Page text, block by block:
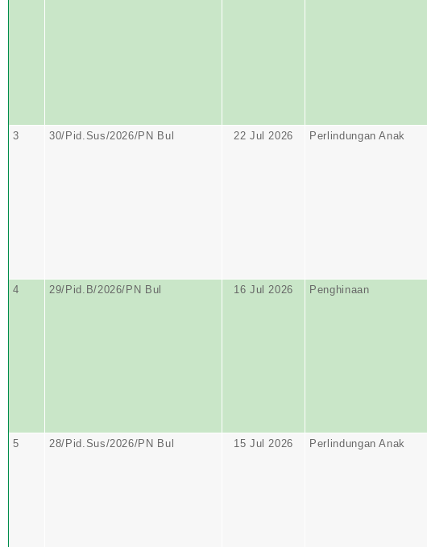
3 30/Pid.Sus/2026/PN Bul 22 Jul 2026 Perlindungan Anak
4 29/Pid.B/2026/PN Bul 16 Jul 2026 Penghinaan
5 28/Pid.Sus/2026/PN Bul 15 Jul 2026 Perlindungan Anak